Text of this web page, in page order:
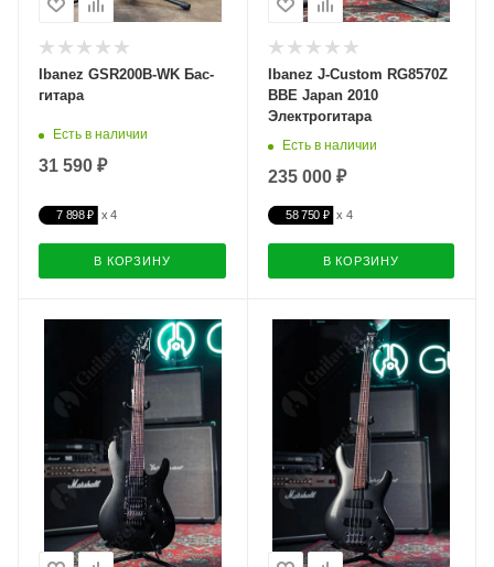
Ibanez GSR200B-WK Бас-
гитара
Есть в наличии
31 590 ₽
7 898 ₽
В КОРЗИНУ
Ibanez J-Custom RG8570Z
BBE Japan 2010
Электрогитара
Есть в наличии
235 000 ₽
58 750 ₽
В КОРЗИНУ